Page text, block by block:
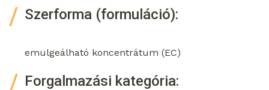
Szerforma (formuláció):
emulgeálható koncentrátum (EC)
Forgalmazási kategória: